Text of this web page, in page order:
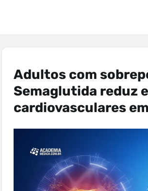
Adultos com
Semaglutida reduz
cardiovasculares